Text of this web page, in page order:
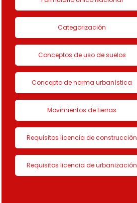
Categorización
Conceptos de uso de suelos
Concepto de norma urbanística
Movimientos de tierras
Requisitos licencia de construcción
Requisitos licencia de urbanización